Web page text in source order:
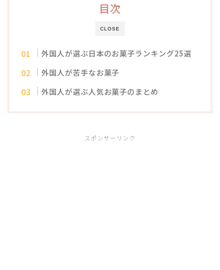
CLOSE
目次
外国人が選ぶ日本のお菓子ランキング25選
外国人が苦手なお菓子
外国人が選ぶ人気お菓子のまとめ
スポンサーリンク